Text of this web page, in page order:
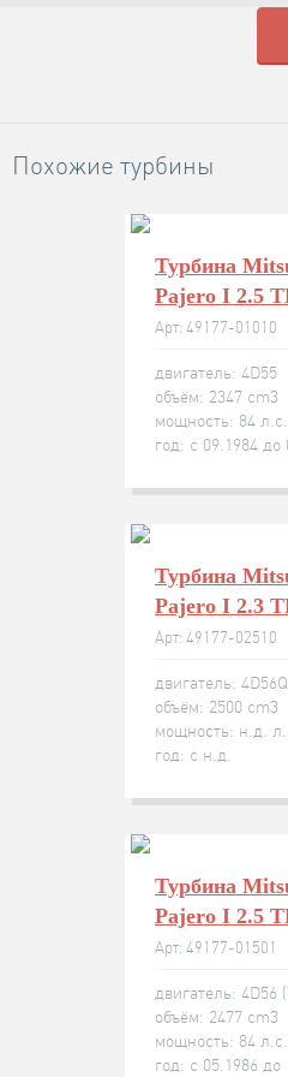
Похожие турбины
Турбина
Pajero I 2.5
Арт: 49177-01010
двигатель: 4D55
объём: 2347 cm3
мощность: 84 л.с.
год: с 09.1984 до
Турбина
Pajero I 2.3
Арт: 49177-02510
двигатель: 4D56Q
объём: 2500 cm3
мощность: н.д.
год: с н.д.
Турбина
Pajero I 2.5
Арт: 49177-01501
двигатель: 4D56
объём: 2477 cm3
мощность: 84 л.с.
год: с 05.1986 до